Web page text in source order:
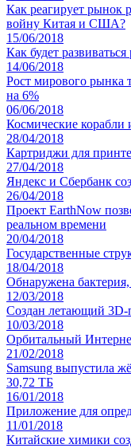
Как реагирует рынок
войну Китая и США?
15/06/2018
Как будет
14/06/2018
Рост мирового рынка
на 6%
06/06/2018
Космические корабли
28/04/2018
Картриджи для
27/04/2018
Яндекс и Сбербанк
26/04/2018
Проект EarthNow
реальном времени
20/04/2018
Государственные
18/04/2018
Обнаружена
12/03/2018
Создан летающий 3D-
10/03/2018
Орбитальный
21/02/2018
Samsung выпустила
30,72 ТБ
16/01/2018
Приложение для
11/01/2018
Китайские химики